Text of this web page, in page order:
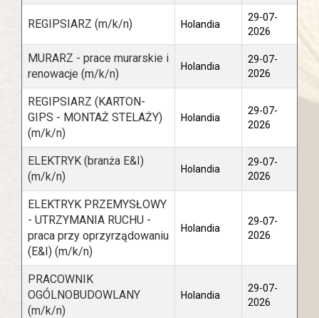
REGIPSIARZ (m/k/n) Holandia
29-07-
2026
MURARZ - prace murarskie i
renowacje (m/k/n)
Holandia
29-07-
2026
REGIPSIARZ (KARTON-
GIPS - MONTAŻ STELAŻY)
(m/k/n)
Holandia
29-07-
2026
ELEKTRYK (branża E&I)
(m/k/n)
Holandia
29-07-
2026
ELEKTRYK PRZEMYSŁOWY
- UTRZYMANIA RUCHU -
praca przy oprzyrządowaniu
(E&I) (m/k/n)
Holandia
29-07-
2026
PRACOWNIK
OGÓLNOBUDOWLANY
(m/k/n)
Holandia
29-07-
2026